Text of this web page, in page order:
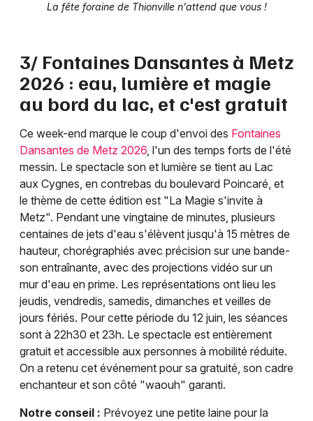
La fête foraine de Thionville n'attend que vous !
3/ Fontaines Dansantes à Metz
2026 : eau, lumière et magie
au bord du lac, et c'est gratuit
Ce week-end marque le coup d'envoi des Fontaines
Dansantes de Metz 2026, l'un des temps forts de l'été
messin. Le spectacle son et lumière se tient au Lac
aux Cygnes, en contrebas du boulevard Poincaré, et
le thème de cette édition est "La Magie s'invite à
Metz". Pendant une vingtaine de minutes, plusieurs
centaines de jets d'eau s'élèvent jusqu'à 15 mètres de
hauteur, chorégraphiés avec précision sur une bande-
son entraînante, avec des projections vidéo sur un
mur d'eau en prime. Les représentations ont lieu les
jeudis, vendredis, samedis, dimanches et veilles de
jours fériés. Pour cette période du 12 juin, les séances
sont à 22h30 et 23h. Le spectacle est entièrement
gratuit et accessible aux personnes à mobilité réduite.
On a retenu cet événement pour sa gratuité, son cadre
enchanteur et son côté "waouh" garanti.
Notre conseil : Prévoyez une petite laine pour la